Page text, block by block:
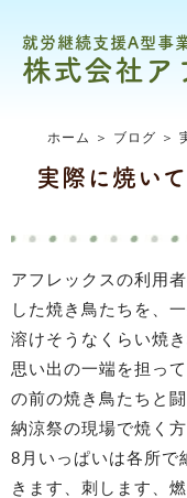
就労継続支援A型事
株式会社ア
ホーム ＞ ブログ ＞
実際に焼い
アフレックスの利用
した焼き鳥たちを、
溶けそうなくらい焼
思い出の一端を担っ
の前の焼き鳥たちと闘
納涼祭の現場で焼く
8月いっぱいは各所で
きます、刺します、